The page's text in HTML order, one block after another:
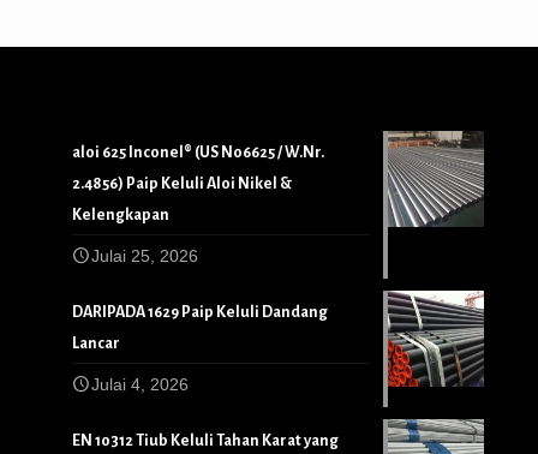
aloi 625 Inconel® (US N06625 / W.Nr.
2.4856) Paip Keluli Aloi Nikel &
Kelengkapan
Julai 25, 2026
DARIPADA 1629 Paip Keluli Dandang
Lancar
Julai 4, 2026
EN 10312 Tiub Keluli Tahan Karat yang